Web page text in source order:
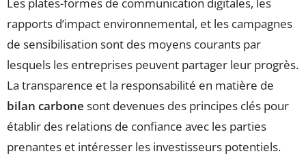
Les plates-formes de communication digitales, les
rapports d’impact environnemental, et les campagnes
de sensibilisation sont des moyens courants par
lesquels les entreprises peuvent partager leur progrès.
La transparence et la responsabilité en matière de
bilan carbone sont devenues des principes clés pour
établir des relations de confiance avec les parties
prenantes et intéresser les investisseurs potentiels.